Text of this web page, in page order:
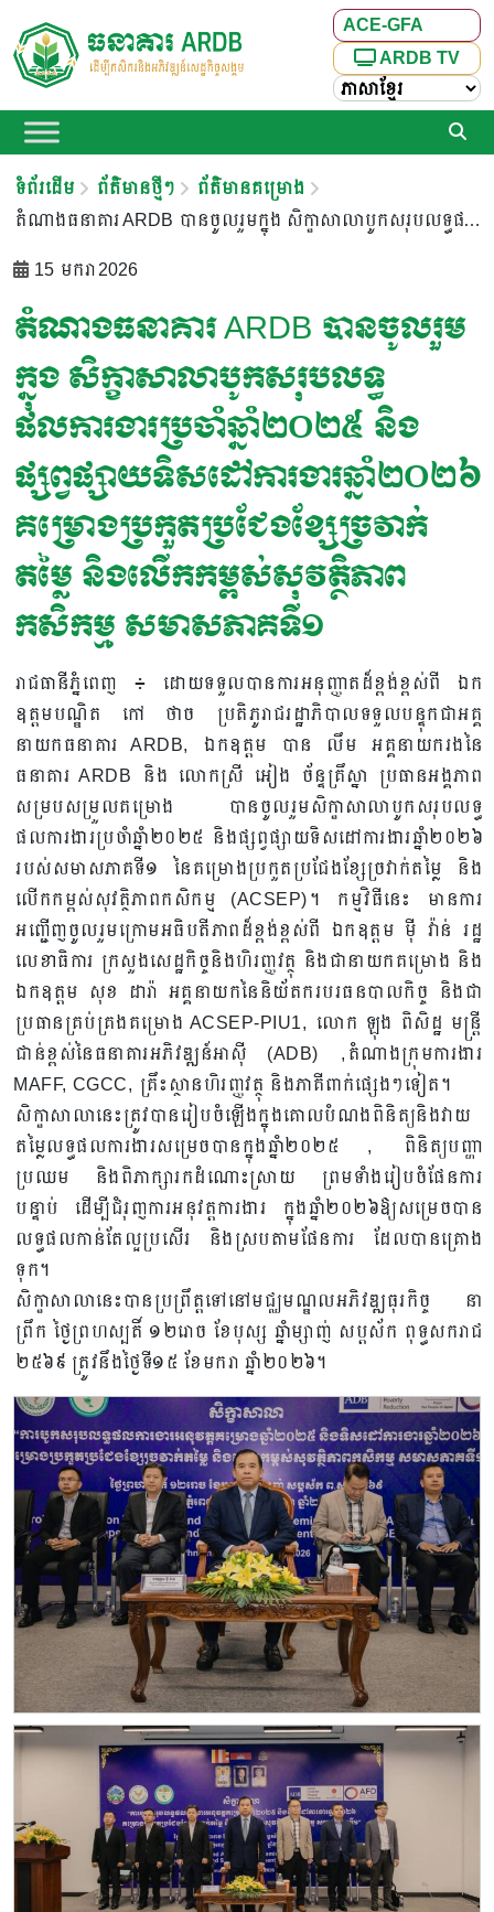
ACE-GFA
ARDB TV
ទំព័រដើម ព័ត៌មានថ្មីៗ
ព័ត៌មានគម្រោង
តំណាងធនាគារ ARDB បានចូលរួមក្នុង សិក្ខាសាលាបូកសរុបលទ្ធផលការងារប្រចាំឆ្នាំ២០២៥ និងផ្សព្វផ្សាយទិសដៅការងារឆ្នាំ២០២៦ គម្រោងប្រកួតប្រជែងខ្សែច្រវាក់តម្លៃ និងលើកកម្ពស់សុវត្ថិភាពកសិកម្ម សមាសភាគទី១
15 មករា 2026
តំណាងធនាគារ ARDB បានចូលរួម
ក្នុង សិក្ខាសាលាបូកសរុបលទ្ធ
ផលការងារប្រចាំឆ្នាំ២០២៥ និង
ផ្សព្វផ្សាយទិសដៅការងារឆ្នាំ២០២៦
គម្រោងប្រកួតប្រជែងខ្សែច្រវាក់
តម្លៃ និងលើកកម្ពស់សុវត្ថិភាព
កសិកម្ម សមាសភាគទី១
រាជធានីភ្នំពេញ ៖ ដោយទទួលបានការអនុញ្ញាតដ៏ខ្ពង់ខ្ពស់ពី ឯក
ឧត្តមបណ្ឌិត កៅ ថាច ប្រតិភូរាជរដ្ឋាភិបាលទទួលបន្ទុកជាអគ្គ
នាយកធនាគារ ARDB, ឯកឧត្តម បាន លឹម អគ្គនាយករងនៃ
ធនាគារ ARDB និង លោកស្រី អៀង ច័ន្ទគ្រឹស្នា ប្រធានអង្គភាព
សម្របសម្រួលគម្រោង បានចូលរួមសិក្ខាសាលាបូកសរុបលទ្ធ
ផលការងារប្រចាំឆ្នាំ២០២៥ និងផ្សព្វផ្សាយទិសដៅការងារឆ្នាំ២០២៦
របស់សមាសភាគទី១ នៃគម្រោងប្រកួតប្រជែងខ្សែច្រវាក់តម្លៃ និង
លើកកម្ពស់សុវត្ថិភាពកសិកម្ម (ACSEP)។ កម្មវិធីនេះ មានការ
អញ្ជើញចូលរួមក្រោមអធិបតីភាពដ៏ខ្ពង់ខ្ពស់ពី ឯកឧត្តម មុី វ៉ាន់ រដ្ឋ
លេខាធិការ ក្រសួងសេដ្ឋកិច្ចនិងហិរញ្ញវត្ថុ និងជានាយកគម្រោង និង
ឯកឧត្តម សុខ ដារ៉ា អគ្គនាយកនៃនិយ័តករបរធនបាលកិច្ច និងជា
ប្រធានគ្រប់គ្រងគម្រោង ACSEP-PIU1, លោក ឡុង ពិសិដ្ឋ មន្រ្តី
ជាន់ខ្ពស់នៃធនាគារអភិវឌ្ឍន៍អាស៊ី (ADB) ,តំណាងក្រុមការងារ
MAFF, CGCC, គ្រឹះស្ថានហិរញ្ញវត្ថុ និងភាគីពាក់ផ្សេងៗទៀត។
សិក្ខាសាលានេះត្រូវបានរៀបចំឡើងក្នុងគោលបំណងពិនិត្យនិងវាយ
តម្លៃលទ្ធផលការងារសម្រេចបានក្នុងឆ្នាំ២០២៥ , ពិនិត្យបញ្ហា
ប្រឈម និងពិភាក្សារកដំណោះស្រាយ ព្រមទាំងរៀបចំផែនការ
បន្ទាប់ ដើម្បីជំរុញការអនុវត្តការងារ ក្នុងឆ្នាំ២០២៦ឱ្យសម្រេចបាន
លទ្ធផលកាន់តែល្អប្រសើរ និងស្របតាមផែនការ ដែលបានគ្រោង
ទុក។
សិក្ខាសាលានេះបានប្រព្រឹត្តទៅនៅមជ្ឈមណ្ឌលអភិវឌ្ឍធុរកិច្ច នា
ព្រឹក ថ្ងៃព្រហស្បតិ៍ ១២រោច ខែបុស្ស ឆ្នាំម្សាញ់ សប្តស័ក ពុទ្ធសករាជ
២៥៦៩ ត្រូវនឹងថ្ងៃទី១៥ ខែមករា ឆ្នាំ២០២៦។